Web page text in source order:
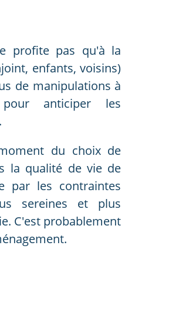
profite pas qu'à la
enfants, voisins)
de manipulations à
anticiper les
du choix de
la qualité de vie de
par les contraintes
sereines et plus
C'est probablement